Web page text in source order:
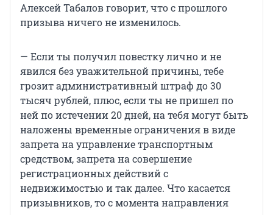
Алексей Табалов говорит, что с прошлого
призыва ничего не изменилось.
— Если ты получил повестку лично и не
явился без уважительной причины, тебе
грозит административный штраф до 30
тысяч рублей, плюс, если ты не пришел по
ней по истечении 20 дней, на тебя могут быть
наложены временные ограничения в виде
запрета на управление транспортным
средством, запрета на совершение
регистрационных действий с
недвижимостью и так далее. Что касается
призывников, то с момента направления